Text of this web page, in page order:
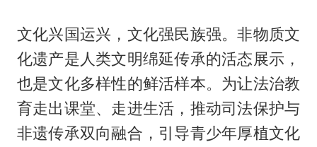
文化兴国运兴，文化强民族强。非物质文
化遗产是人类文明绵延传承的活态展示，
也是文化多样性的鲜活样本。为让法治教
育走出课堂、走进生活，推动司法保护与
非遗传承双向融合，引导青少年厚植文化